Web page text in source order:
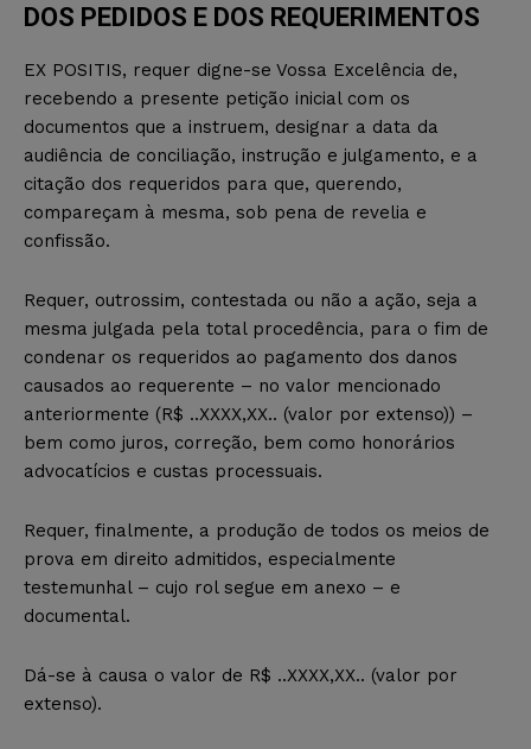
DOS PEDIDOS E DOS REQUERIMENTOS
EX POSITIS, requer digne-se Vossa Excelência de,
recebendo a presente petição inicial com os
documentos que a instruem, designar a data da
audiência de conciliação, instrução e julgamento, e a
citação dos requeridos para que, querendo,
compareçam à mesma, sob pena de revelia e
confissão.
Requer, outrossim, contestada ou não a ação, seja a
mesma julgada pela total procedência, para o fim de
condenar os requeridos ao pagamento dos danos
causados ao requerente – no valor mencionado
anteriormente (R$ ..XXXX,XX.. (valor por extenso)) –
bem como juros, correção, bem como honorários
advocatícios e custas processuais.
Requer, finalmente, a produção de todos os meios de
prova em direito admitidos, especialmente
testemunhal – cujo rol segue em anexo – e
documental.
Dá-se à causa o valor de R$ ..XXXX,XX.. (valor por
extenso).